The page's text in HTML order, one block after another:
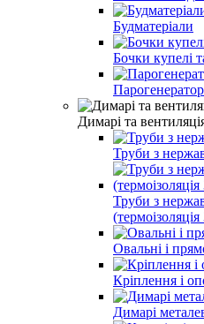
Будматеріали
Бочки купелі
Димарі та
Труби з
Труби з
Овальні і
Кріплення і
Димарі